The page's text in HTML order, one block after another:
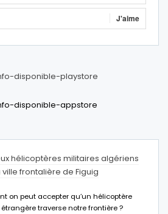
J'aime
hélicoptères militaires algériens
frontalière de Figuig
on peut accepter qu’un hélicoptère
étrangère traverse notre frontière ?